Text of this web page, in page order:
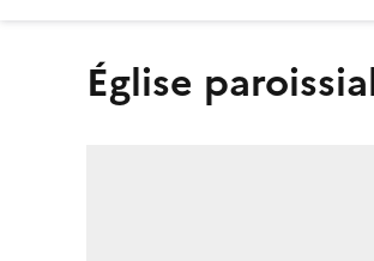
église